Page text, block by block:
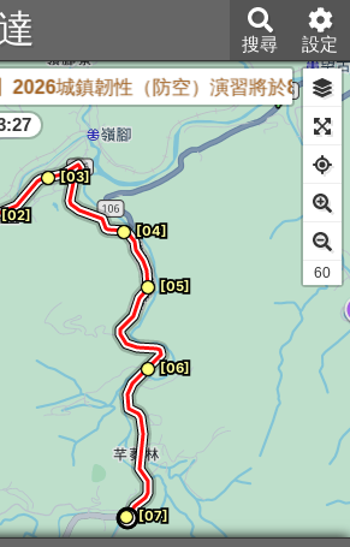
搜尋 設定
2026城鎮韌性（防空）演習將於8月
60